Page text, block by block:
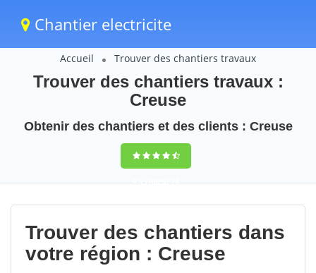
Chantier electricite
Accueil Trouver des chantiers travaux
Trouver des chantiers travaux :
Creuse
Obtenir des chantiers et des clients : Creuse
9,5(100%)74
votes
Trouver des chantiers dans
votre région : Creuse